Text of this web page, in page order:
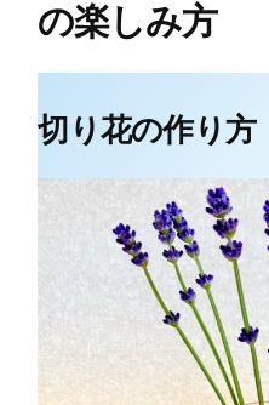
の楽しみ方
切り花の作り方